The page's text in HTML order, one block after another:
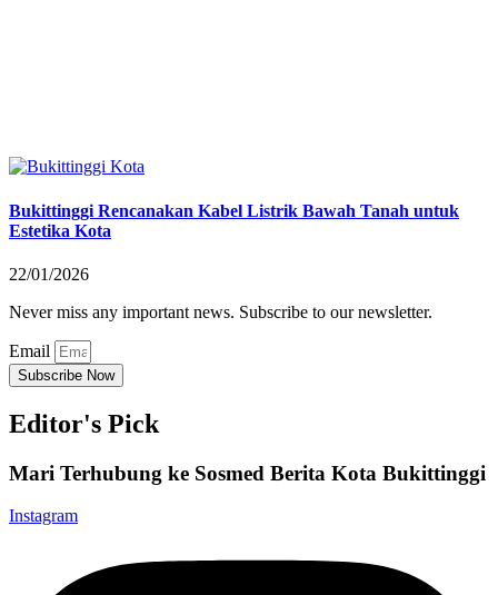
Bukittinggi Rencanakan Kabel Listrik Bawah Tanah untuk
Estetika Kota
22/01/2026
Never miss any important news. Subscribe to our newsletter.
Email
Subscribe Now
Editor's Pick
Mari Terhubung ke Sosmed Berita Kota Bukittinggi
Instagram